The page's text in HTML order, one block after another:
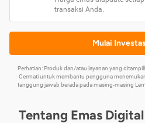
transaksi Anda.
Mulai
Perhatian: Produk dan/atau layanan yang
Cermati untuk membantu pengguna
tanggung jawab berada pada masing-masing
Tentang Emas Digital